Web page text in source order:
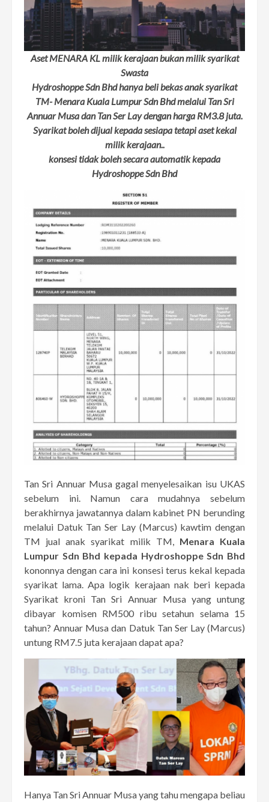
Aset MENARA KL milik kerajaan bukan milik syarikat
Swasta
Hydroshoppe Sdn Bhd hanya beli bekas anak syarikat
TM- Menara Kuala Lumpur Sdn Bhd melalui Tan Sri
Annuar Musa dan Tan Ser Lay dengan harga RM3.8 juta.
Syarikat boleh dijual kepada sesiapa tetapi aset kekal
milik kerajaan..
konsesi tidak boleh secara automatik kepada
Hydroshoppe Sdn Bhd
Tan Sri Annuar Musa gagal menyelesaikan isu UKAS
sebelum ini. Namun cara mudahnya sebelum
berakhirnya jawatannya dalam kabinet PN berunding
melalui Datuk Tan Ser Lay (Marcus) kawtim dengan
TM jual anak syarikat milik TM, Menara Kuala
Lumpur Sdn Bhd kepada Hydroshoppe Sdn Bhd
kononnya dengan cara ini konsesi terus kekal kepada
syarikat lama. Apa logik kerajaan nak beri kepada
Syarikat kroni Tan Sri Annuar Musa yang untung
dibayar komisen RM500 ribu setahun selama 15
tahun? Annuar Musa dan Datuk Tan Ser Lay (Marcus)
untung RM7.5 juta kerajaan dapat apa?
Hanya Tan Sri Annuar Musa yang tahu mengapa beliau